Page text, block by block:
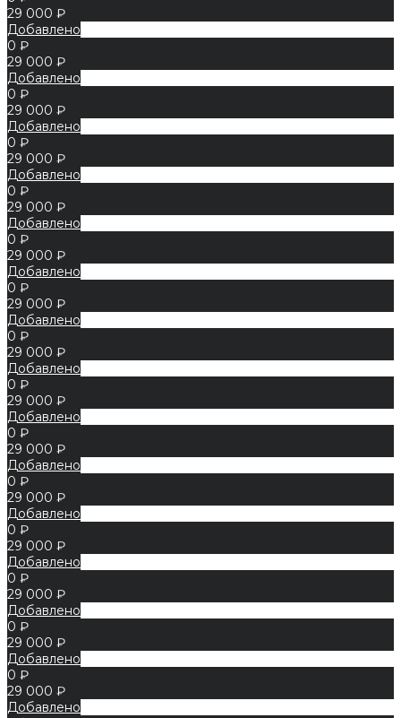
29 000 ₽
Добавлено
0 ₽
29 000 ₽
Добавлено
0 ₽
29 000 ₽
Добавлено
0 ₽
29 000 ₽
Добавлено
0 ₽
29 000 ₽
Добавлено
0 ₽
29 000 ₽
Добавлено
0 ₽
29 000 ₽
Добавлено
0 ₽
29 000 ₽
Добавлено
0 ₽
29 000 ₽
Добавлено
0 ₽
29 000 ₽
Добавлено
0 ₽
29 000 ₽
Добавлено
0 ₽
29 000 ₽
Добавлено
0 ₽
29 000 ₽
Добавлено
0 ₽
29 000 ₽
Добавлено
0 ₽
29 000 ₽
Добавлено